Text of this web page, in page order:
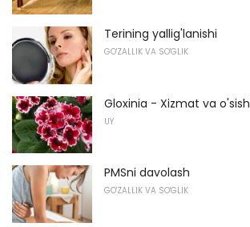
Terining yallig'lanishi
GO'ZALLIK VA SO'GLIK
Gloxinia - Xizmat va o'sish
UY
PMSni davolash
GO'ZALLIK VA SO'GLIK